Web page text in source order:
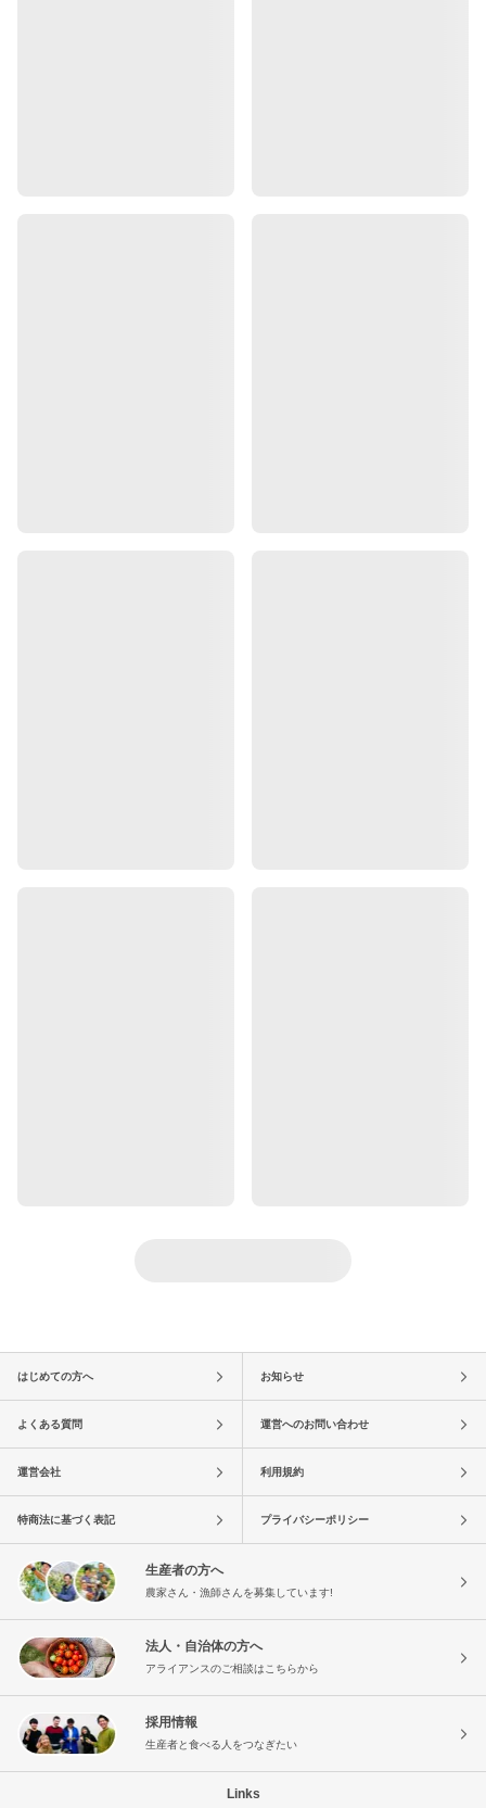
はじめての方へ お知らせ
よくある質問 運営へのお問い合わせ
運営会社 利用規約
特商法に基づく表記 プライバシーポリシー
生産者の方へ
農家さん・漁師さんを募集しています!
法人・自治体の方へ
アライアンスのご相談はこちらから
採用情報
生産者と食べる人をつなぎたい
Links